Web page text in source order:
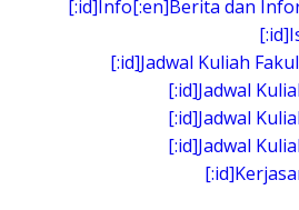
[:id]Info[:en]Berita dan
[:id]Jadwal Kuliah
[:id]Jadwal
[:id]Jadwal
[:id]Jadwal